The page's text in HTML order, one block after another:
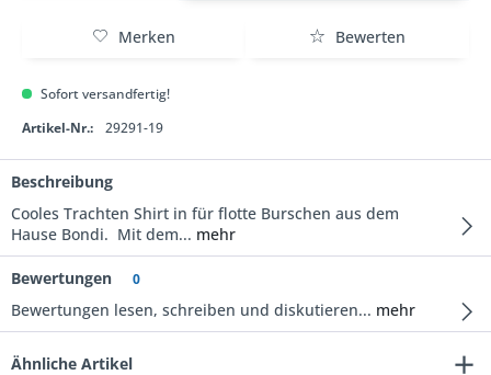
Merken Bewerten
Sofort versandfertig!
Artikel-Nr.:
29291-19
Beschreibung
Cooles Trachten Shirt in für flotte Burschen aus dem
Hause Bondi. Mit dem... mehr
Bewertungen 0
Bewertungen lesen, schreiben und diskutieren... mehr
Ähnliche Artikel